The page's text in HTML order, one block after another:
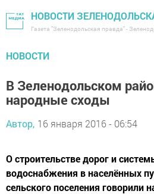
НОВОСТИ
Газета "Зеленодольская правда" -
НОВОСТИ
В Зеленодольском
народные сходы
Автор, 16 января 2016 - 06:54
О строительстве дорог и
водоснабжения в населённых
сельского поселения говорили